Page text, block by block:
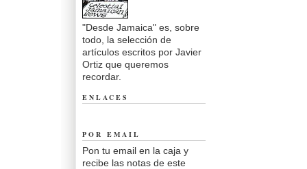
"Desde Jamaica" es, sobre
todo, la selección de
artículos escritos por Javier
Ortiz que queremos
recordar.
ENLACES
POR EMAIL
Pon tu email en la caja y
recibe las notas de este